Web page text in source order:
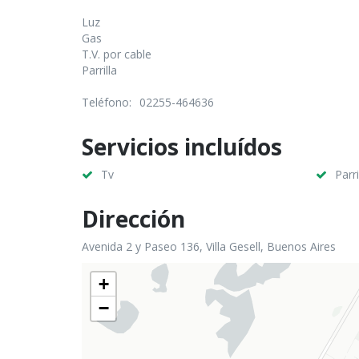
Luz
Gas
T.V. por cable
Parrilla
Teléfono: 02255-464636
Servicios incluídos
Tv
Dirección
Avenida 2 y Paseo 136, Villa Gesell, Buenos Aires
+
−